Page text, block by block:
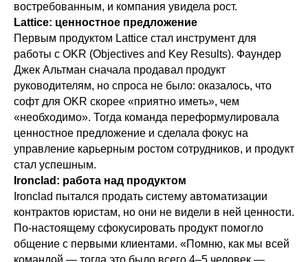
востребованным, и компания увидела рост.
Lattice: ценностное предложение
Первым продуктом Lattice стал инструмент для
работы с OKR (Objectives and Key Results). Фаундер
Джек Альтман сначала продавал продукт
руководителям, но спроса не было: оказалось, что
софт для OKR скорее «приятно иметь», чем
«необходимо». Тогда команда переформулировала
ценностное предложение и сделала фокус на
управление карьерным ростом сотрудников, и продукт
стал успешным.
Ironclad: работа над продуктом
Ironclad пытался продать систему автоматизации
контрактов юристам, но они не видели в ней ценности.
По-настоящему сфокусировать продукт помогло
общение с первыми клиентами. «Помню, как мы всей
командой — тогда это было всего 4–5 человек —